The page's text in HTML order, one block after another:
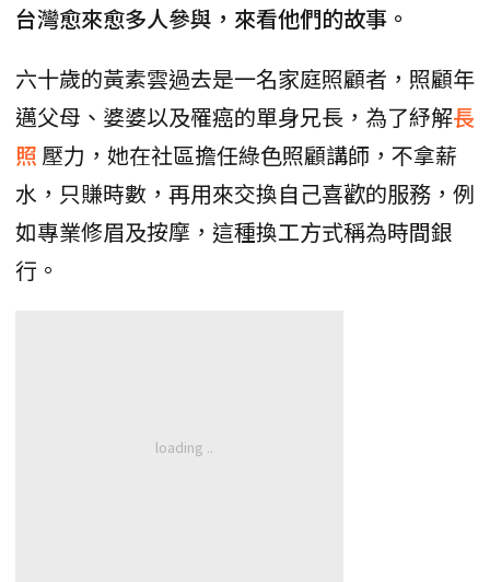
台灣愈來愈多人參與，來看他們的故事。
六十歲的黃素雲過去是一名家庭照顧者，照顧年
邁父母、婆婆以及罹癌的單身兄長，為了紓解長
照 壓力，她在社區擔任綠色照顧講師，不拿薪
水，只賺時數，再用來交換自己喜歡的服務，例
如專業修眉及按摩，這種換工方式稱為時間銀
行。